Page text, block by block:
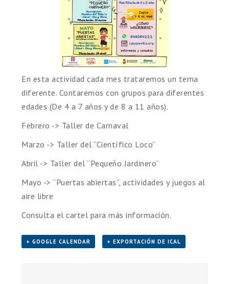
En esta actividad cada mes trataremos un tema
diferente. Contaremos con grupos para diferentes
edades (De 4 a 7 años y de 8 a 11 años).
Febrero -> Taller de Carnaval
Marzo -> Taller del “Científico Loco”
Abril -> Taller del “Pequeño Jardinero”
Mayo -> “Puertas abiertas”, actividades y juegos al
aire libre
Consulta el cartel para más información.
+ GOOGLE CALENDAR + EXPORTACIÓN DE ICAL